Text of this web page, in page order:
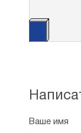
Ваше имя